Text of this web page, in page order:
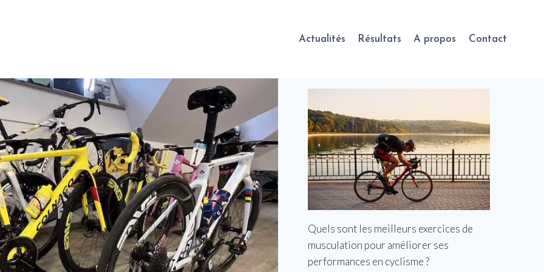
Actualités Résultats A propos Contact
Quels sont les meilleurs exercices de
musculation pour améliorer ses
performances en cyclisme ?